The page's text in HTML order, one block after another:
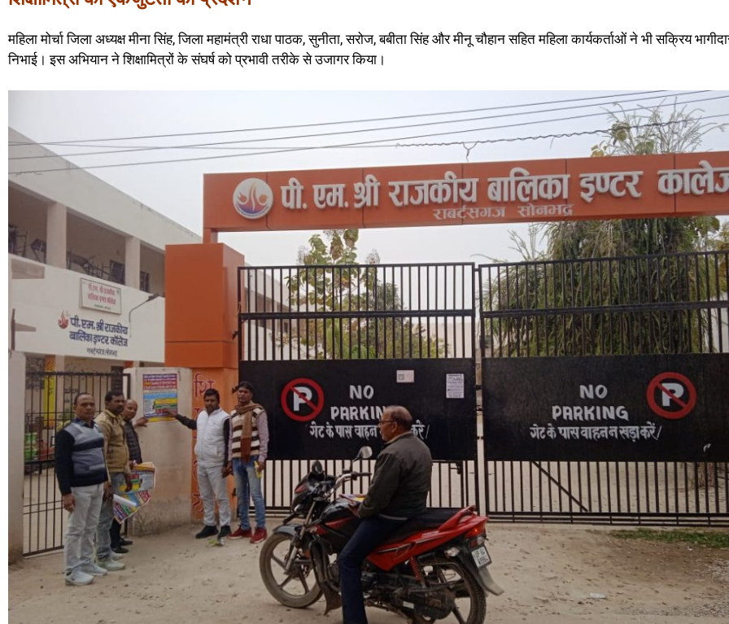
महिला मोर्चा जिला अध्यक्ष मीना सिंह, जिला महामंत्री राधा पाठक, सुनीता, सरोज, बबीता सिंह और मीनू चौहान सहित महिला कार्यकर्ताओं ने भी सक्रिय
निभाई। इस अभियान ने शिक्षामित्रों के संघर्ष को प्रभावी तरीके से उजागर किया।